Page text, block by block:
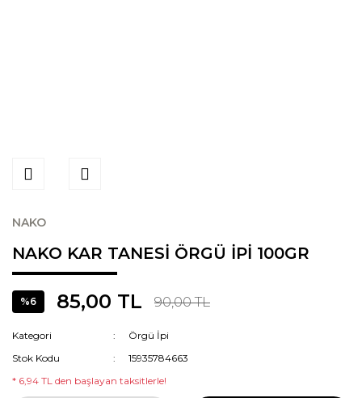
NAKO
NAKO KAR TANESİ ÖRGÜ İPİ 100GR
%6 85,00 TL 90,00 TL
Kategori
Örgü İpi
Stok Kodu
15935784663
* 6,94 TL den başlayan taksitlerle!